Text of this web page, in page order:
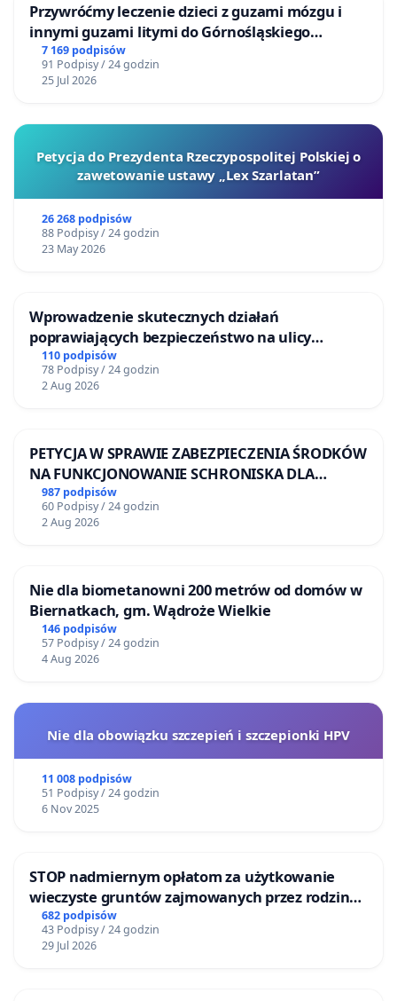
Przywróćmy leczenie dzieci z guzami mózgu i
innymi guzami litymi do Górnośląskiego
Centrum Zdrowia Dziecka w Katowicach
7 169 podpisów
91 Podpisy / 24 godzin
25 Jul 2026
Petycja do Prezydenta Rzeczypospolitej Polskiej o
zawetowanie ustawy „Lex Szarlatan”
26 268 podpisów
88 Podpisy / 24 godzin
23 May 2026
Wprowadzenie skutecznych działań
poprawiających bezpieczeństwo na ulicy
Żeromskiego w Otwocku
110 podpisów
78 Podpisy / 24 godzin
2 Aug 2026
PETYCJA W SPRAWIE ZABEZPIECZENIA ŚRODKÓW
NA FUNKCJONOWANIE SCHRONISKA DLA
BEZDOMNYCH ZWIERZĄT W SKARYSZEWIE
987 podpisów
60 Podpisy / 24 godzin
2 Aug 2026
Nie dla biometanowni 200 metrów od domów w
Biernatkach, gm. Wądroże Wielkie
146 podpisów
57 Podpisy / 24 godzin
4 Aug 2026
Nie dla obowiązku szczepień i szczepionki HPV
11 008 podpisów
51 Podpisy / 24 godzin
6 Nov 2025
STOP nadmiernym opłatom za użytkowanie
wieczyste gruntów zajmowanych przez rodzinne
ogrody działkowe.
682 podpisów
43 Podpisy / 24 godzin
29 Jul 2026